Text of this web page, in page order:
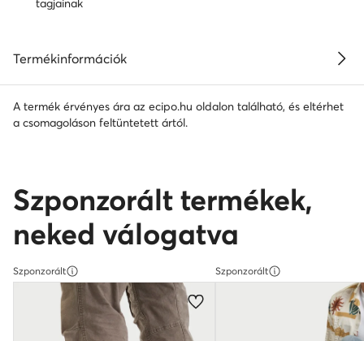
tagjainak
Termékinformációk
A termék érvényes ára az ecipo.hu oldalon található, és eltérhet
a csomagoláson feltüntetett ártól.
Szponzorált termékek,
neked válogatva
Szponzorált Szponzorált